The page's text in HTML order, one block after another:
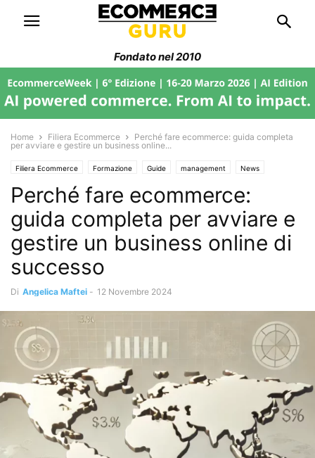
Fondato nel 2010
Home Filiera Ecommerce
Perché fare ecommerce: guida completa
per avviare e gestire un business online...
Filiera Ecommerce Formazione Guide management News
Trend di Mercato
Perché fare ecommerce:
guida completa per avviare e
gestire un business online di
successo
Di Angelica Maftei - 12 Novembre 2024